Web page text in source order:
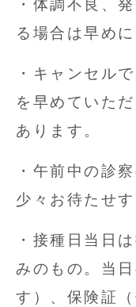
・体調不良、
る場合は早め
・キャンセル
を早めていた
あります。
・午前中の診
少々お待たせ
・接種日当日
みのもの。当
す）、保険証